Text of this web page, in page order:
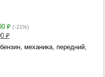
₽ (-21%)
₽
механика, передний,